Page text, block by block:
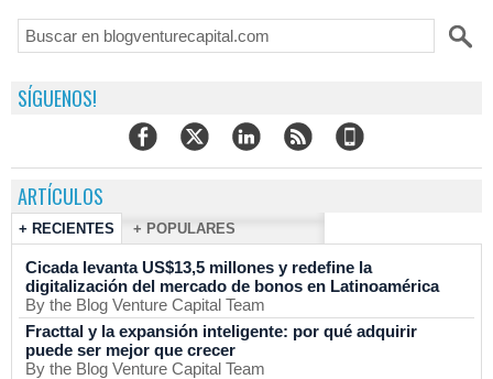
SÍGUENOS!
ARTÍCULOS
+ RECIENTES + POPULARES
Cicada levanta US$13,5 millones y redefine la
digitalización del mercado de bonos en Latinoamérica
By the Blog Venture Capital Team
Fracttal y la expansión inteligente: por qué adquirir
puede ser mejor que crecer
By the Blog Venture Capital Team